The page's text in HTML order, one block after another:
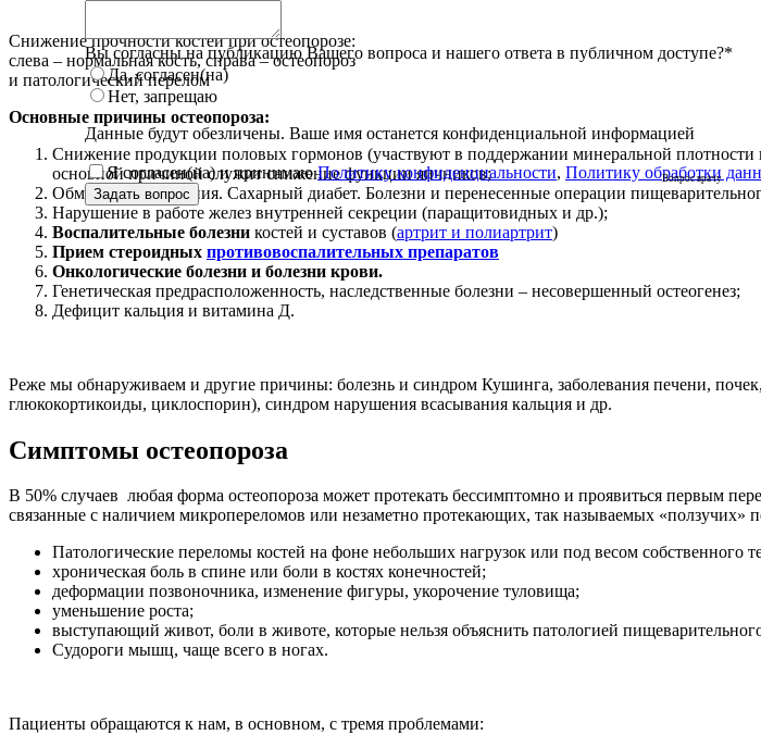
Вы согласны на публикацию Вашего вопроса и нашего ответа в публичном доступе?*
Да, согласен(на)
Нет, запрещаю
Данные будут обезличены. Ваше имя останется конфиденциальной информацией
Я согласен(на) и принимаюПолитику конфиденциальности, Политику обработки
Website
URL*
Задать вопрос
Вопрос врачу
Снижение прочности костей при остеопорозе:
слева – нормальная кость, справа – остеопороз
и патологический перелом
Основные причины остеопороза:
Снижение продукции половых гормонов (участвуют в поддержании минеральной
основной причиной служит снижение функции яичников;
Обменные нарушения. Сахарный диабет. Болезни и перенесенные операции
Нарушение в работе желез внутренней секреции (паращитовидных и др.);
Воспалительные болезни костей и суставов (артрит и полиартрит)
Прием стероидных противовоспалительных препаратов
Онкологические болезни и болезни крови.
Генетическая предрасположенность, наследственные болезни – несовершенный остеогенез;
Дефицит кальция и витамина Д.
Реже мы обнаруживаем и другие причины: болезнь и синдром Кушинга, заболевания печени,
глюкокортикоиды, циклоспорин), синдром нарушения всасывания кальция и др.
Симптомы остеопороза
В 50% случаев любая форма остеопороза может протекать бессимптомно и проявиться первым
связанные с наличием микропереломов или незаметно протекающих, так называемых «ползучих»
Патологические переломы костей на фоне небольших нагрузок или под весом собственного
хроническая боль в спине или боли в костях конечностей;
деформации позвоночника, изменение фигуры, укорочение туловища;
уменьшение роста;
выступающий живот, боли в животе, которые нельзя объяснить патологией
Судороги мышц, чаще всего в ногах.
Пациенты обращаются к нам, в основном, с тремя проблемами: